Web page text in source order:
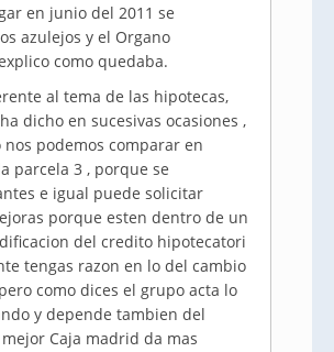
en junio del 2011 se
azulejos y el Organo
como quedaba.
al tema de las hipotecas,
dicho en sucesivas ocasiones ,
nos podemos comparar en
parcela 3 , porque se
e igual puede solicitar
porque esten dentro de un
del credito hipotecatori
tengas razon en lo del cambio
como dices el grupo acta lo
y depende tambien del
Caja madrid da mas